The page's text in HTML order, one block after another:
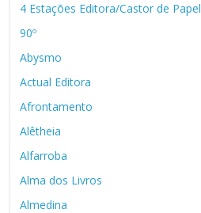
4 Estações Editora/Castor de Papel
90º
Abysmo
Actual Editora
Afrontamento
Alêtheia
Alfarroba
Alma dos Livros
Almedina